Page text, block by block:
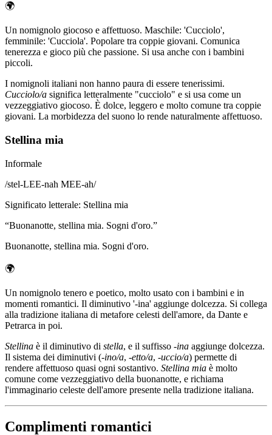
🌍
Un nomignolo giocoso e affettuoso. Maschile: 'Cucciolo',
femminile: 'Cucciola'. Popolare tra coppie giovani. Comunica
tenerezza e gioco più che passione. Si usa anche con i bambini
piccoli.
I nomignoli italiani non hanno paura di essere tenerissimi.
Cucciolo/a significa letteralmente "cucciolo" e si usa come un
vezzeggiativo giocoso. È dolce, leggero e molto comune tra coppie
giovani. La morbidezza del suono lo rende naturalmente affettuoso.
Stellina mia
Informale
/stel-LEE-nah MEE-ah/
Significato letterale: Stellina mia
“Buonanotte, stellina mia. Sogni d'oro.”
Buonanotte, stellina mia. Sogni d'oro.
🌍
Un nomignolo tenero e poetico, molto usato con i bambini e in
momenti romantici. Il diminutivo '-ina' aggiunge dolcezza. Si collega
alla tradizione italiana di metafore celesti dell'amore, da Dante e
Petrarca in poi.
Stellina è il diminutivo di stella, e il suffisso -ina aggiunge dolcezza.
Il sistema dei diminutivi (-ino/a, -etto/a, -uccio/a) permette di
rendere affettuoso quasi ogni sostantivo. Stellina mia è molto
comune come vezzeggiativo della buonanotte, e richiama
l'immaginario celeste dell'amore presente nella tradizione italiana.
Complimenti romantici